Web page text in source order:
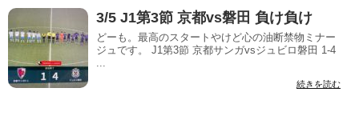
3/5 J1第3節 京都vs磐田 負け負け
どーも。最高のスタートやけど心の油断禁物ミナー
ジュです。 J1第3節 京都サンガvsジュビロ磐田 1-4
続きを読む